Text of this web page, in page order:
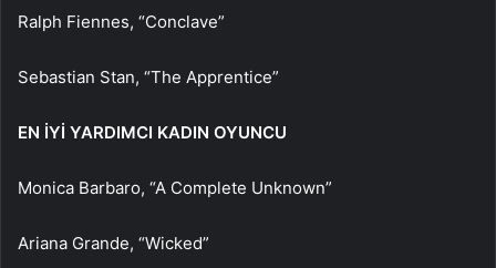
Ralph Fiennes, “Conclave”
Sebastian Stan, “The Apprentice”
EN İYİ YARDIMCI KADIN OYUNCU
Monica Barbaro, “A Complete Unknown”
Ariana Grande, “Wicked”